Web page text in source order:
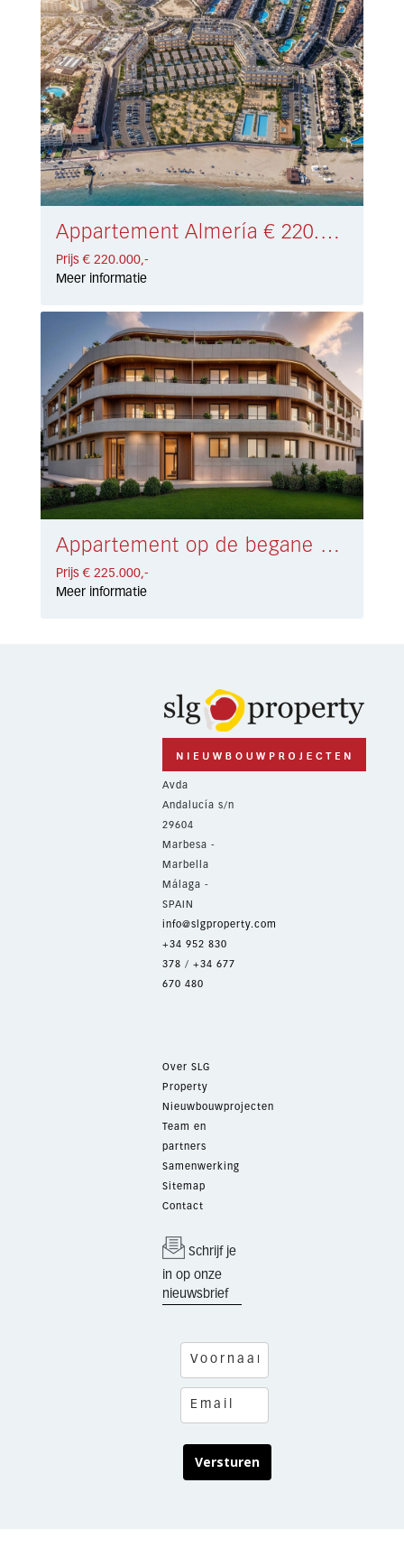
Appartement Almería € 220.000,-
Prijs € 220.000,-
Meer informatie
Appartement op de begane grond Mijas Costa € 225.000,-
Prijs € 225.000,-
Meer informatie
Avda
Andalucía s/n
29604
Marbesa -
Marbella
Málaga -
SPAIN
info@slgproperty.com
+34 952 830
378 / +34 677
670 480
Over SLG
Property
Nieuwbouwprojecten
Team en
partners
Samenwerking
Sitemap
Contact
Schrijf je
in op onze
nieuwsbrief
Versturen